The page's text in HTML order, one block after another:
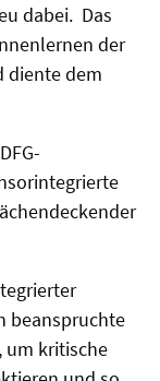
dabei. Das
der
diente dem
beanspruchte
um kritische